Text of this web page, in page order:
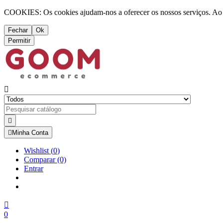
COOKIES: Os cookies ajudam-nos a oferecer os nossos serviços.
Fechar
Ok
Permitir


 Minha Conta
Wishlist (0)
Comparar(0)
Entrar

0